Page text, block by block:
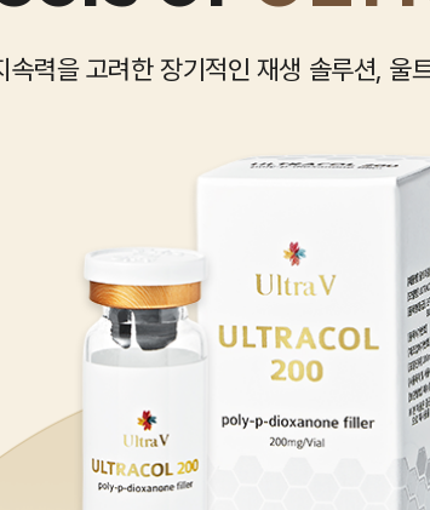
속력을 고려한 장기적인 재생 솔루션, 울